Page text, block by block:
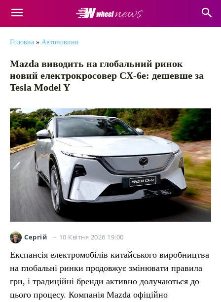
Головна » Автоновини
Mazda виводить на глобальний ринок
новий електрокросовер CX-6e: дешевше за
Tesla Model Y
Сергій 10 Квітня 2026 19:00
Експансія електромобілів китайського виробництва
на глобальні ринки продовжує змінювати правила
гри, і традиційні бренди активно долучаються до
цього процесу. Компанія Mazda офіційно